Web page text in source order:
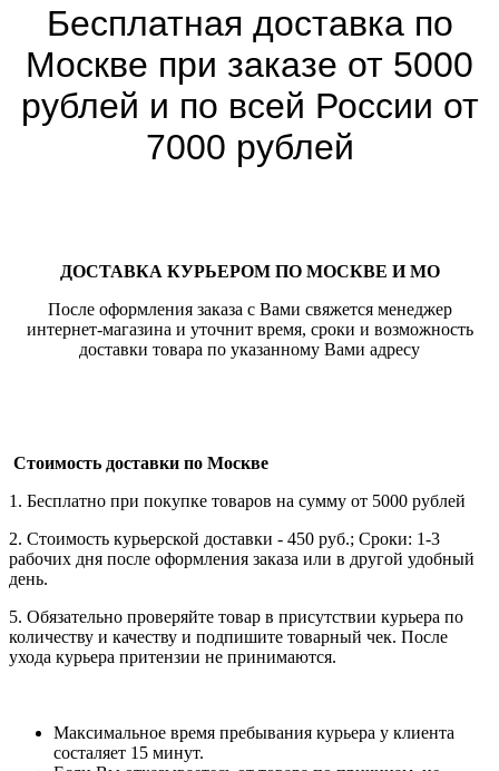
Бесплатная доставка по
Москве при заказе от 5000
рублей и по всей России от
7000 рублей
ДОСТАВКА КУРЬЕРОМ ПО МОСКВЕ И МО
После оформления заказа с Вами свяжется менеджер
интернет-магазина и уточнит время, сроки и возможность
доставки товара по указанному Вами адресу
Стоимость доставки по Москве
1. Бесплатно при покупке товаров на сумму от 5000 рублей
2. Стоимость курьерской доставки - 450 руб.; Сроки: 1-3
рабочих дня после оформления заказа или в другой удобный
день.
5. Обязательно проверяйте товар в присутствии курьера по
количеству и качеству и подпишите товарный чек. После
ухода курьера притензии не принимаются.
Максимальное время пребывания курьера у клиента
состаляет 15 минут.